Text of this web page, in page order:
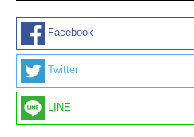
Facebook
Twitter
LINE